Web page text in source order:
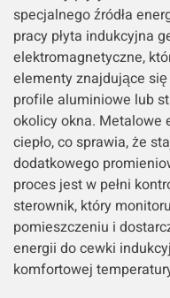
specjalnego źródła
pracy płyta indukcyjna
elektromagnetyczne,
elementy znajdujące się
profile aluminiowe lub
okolicy okna. Metalowe
ciepło, co sprawia, że
dodatkowego
proces jest w pełni
sterownik, który
pomieszczeniu i
energii do cewki
komfortowej